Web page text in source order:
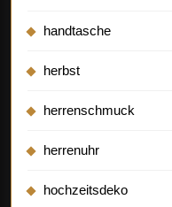
handtasche
herbst
herrenschmuck
herrenuhr
hochzeitsdeko